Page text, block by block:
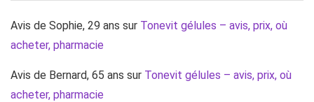
Avis de Sophie, 29 ans sur Tonevit gélules – avis, prix, où
acheter, pharmacie
Avis de Bernard, 65 ans sur Tonevit gélules – avis, prix, où
acheter, pharmacie